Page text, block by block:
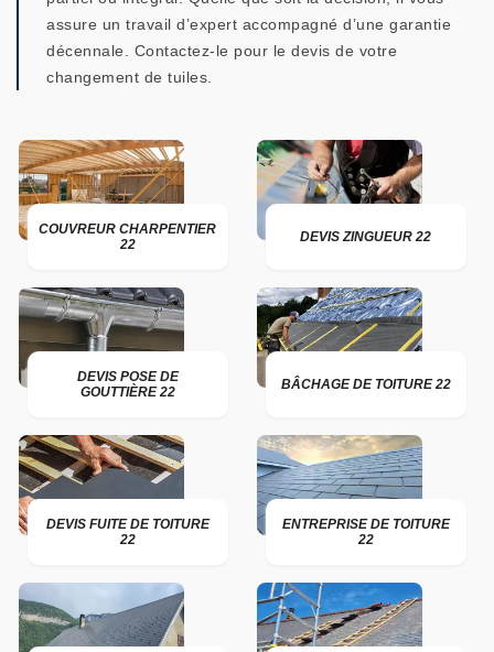
assure un travail d’expert accompagné d’une garantie
décennale. Contactez-le pour le devis de votre
changement de tuiles.
COUVREUR CHARPENTIER
22
DEVIS ZINGUEUR 22
DEVIS POSE DE
GOUTTIÈRE 22
BÂCHAGE DE TOITURE 22
DEVIS FUITE DE TOITURE
22
ENTREPRISE DE TOITURE
22